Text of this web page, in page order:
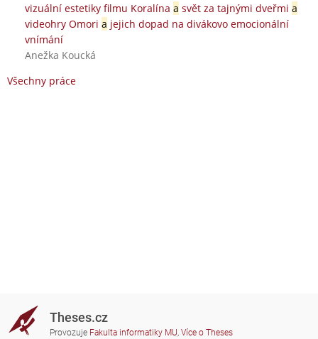
vizuální estetiky filmu Koralína a svět za tajnými dveřmi a
videohry Omori a jejich dopad na divákovo emocionální
vnímání
Anežka Koucká
Všechny práce
Theses.cz
Provozuje Fakulta informatiky MU, Více o Theses